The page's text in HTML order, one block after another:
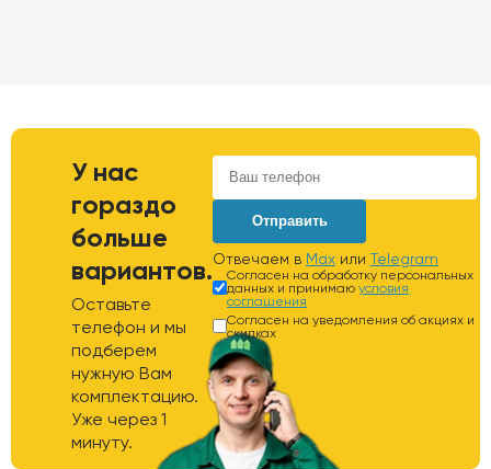
У нас
гораздо
больше
вариантов.
Оставьте
телефон и мы
подберем
нужную Вам
комплектацию.
Уже через 1
минуту.
Отправить
Отвечаем в Max или Telegram
Согласен на обработку персональных
данных и принимаю условия
соглашения
Согласен на уведомления об акциях и
скидках